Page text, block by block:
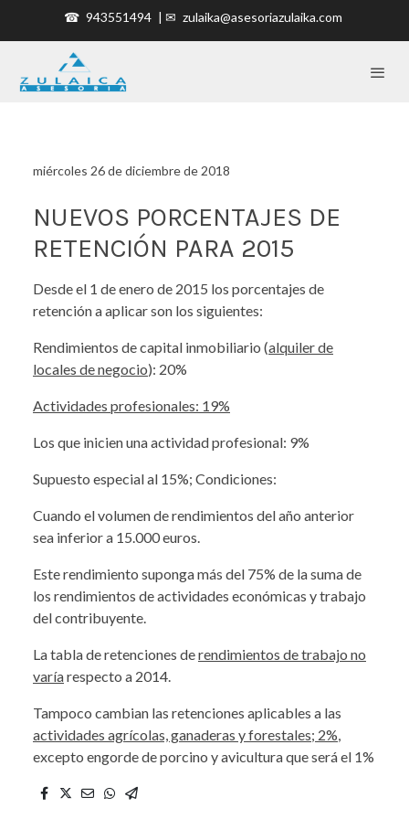
☎ 943551494 | ✉ zulaika@asesoriazulaika.com
miércoles 26 de diciembre de 2018
NUEVOS PORCENTAJES DE
RETENCIÓN PARA 2015
Desde el 1 de enero de 2015 los porcentajes de
retención a aplicar son los siguientes:
Rendimientos de capital inmobiliario (alquiler de
locales de negocio): 20%
Actividades profesionales: 19%
Los que inicien una actividad profesional: 9%
Supuesto especial al 15%; Condiciones:
Cuando el volumen de rendimientos del año anterior
sea inferior a 15.000 euros.
Este rendimiento suponga más del 75% de la suma de
los rendimientos de actividades económicas y trabajo
del contribuyente.
La tabla de retenciones derendimientos de trabajo no
varíarespecto a 2014.
Tampoco cambian las retenciones aplicables a las
actividades agrícolas, ganaderas y forestales; 2%
excepto engorde de porcino y avicultura que será el 1%